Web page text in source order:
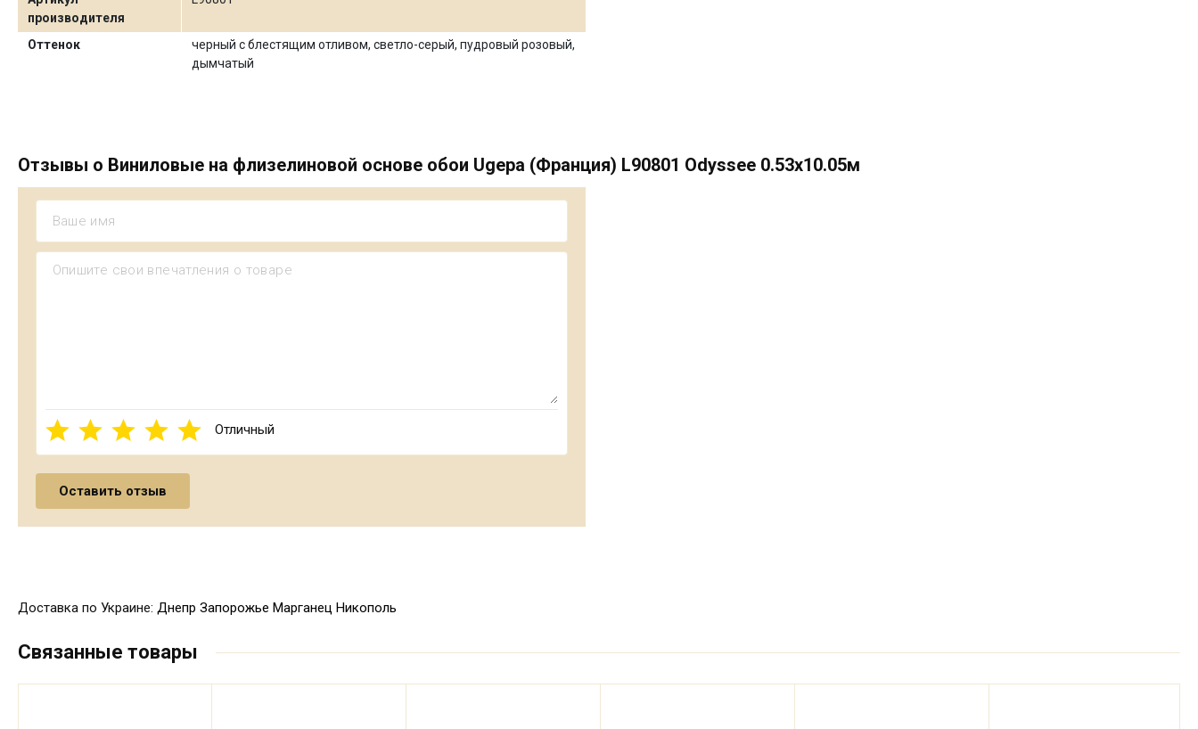
производителя
Оттенок
черный с блестящим отливом, светло-серый, пудровый розовый,
дымчатый
Отзывы о Виниловые на флизелиновой основе обои Ugepa (Франция) L90801 Odyssee 0.53х10.05м
Отличный
Доставка по Украине: Днепр Запорожье Марганец Никополь
Связанные товары